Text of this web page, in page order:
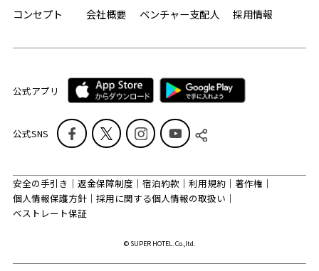
コンセプト
会社概要 ベンチャー支配人 採用情報
公式アプリ
公式SNS
安全の手引き 返金保障制度 宿泊約款 利用規約
著作権
個人情報保護方針
採用に関する個人情報の取扱い
ベストレート保証
© SUPER HOTEL. Co.,ltd.